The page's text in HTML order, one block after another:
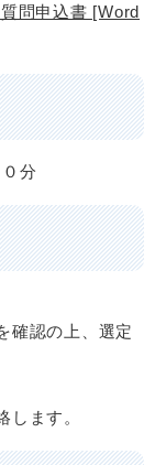
問申込書 [Word
分
確認の上、選定
ます。